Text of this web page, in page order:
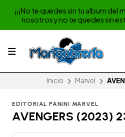
¡¡¡No te quedes sin tu album del
nosotros y no te quedes sin
Inicio Marvel
EDITORIAL PANINI MARVEL
AVENGERS (2023)